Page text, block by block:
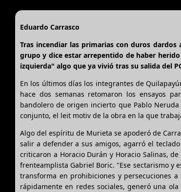
Eduardo Carrasco
Tras incendiar las primarias con duros
grupo y dice estar arrepentido de haber
izquierda" algo que ya vivió tras su salida del
En los últimos días los integrantes de
hace dos semanas retomaron los ensayos
bandolero de origen incierto que Pablo
conjunto, el leit motiv de la obra en la que
Algo del espíritu de Murieta se apoderó de
salir a defender a sus amigos, agarró el
criticaron a Horacio Durán y Horacio Salinas,
frenteamplista Gabriel Boric. "Ese sectarismo y
transforma en prohibiciones y persecuciones
rápidamente en redes sociales, generó una